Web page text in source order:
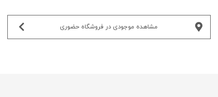
مشاهده موجودی در فروشگاه حضوری‌